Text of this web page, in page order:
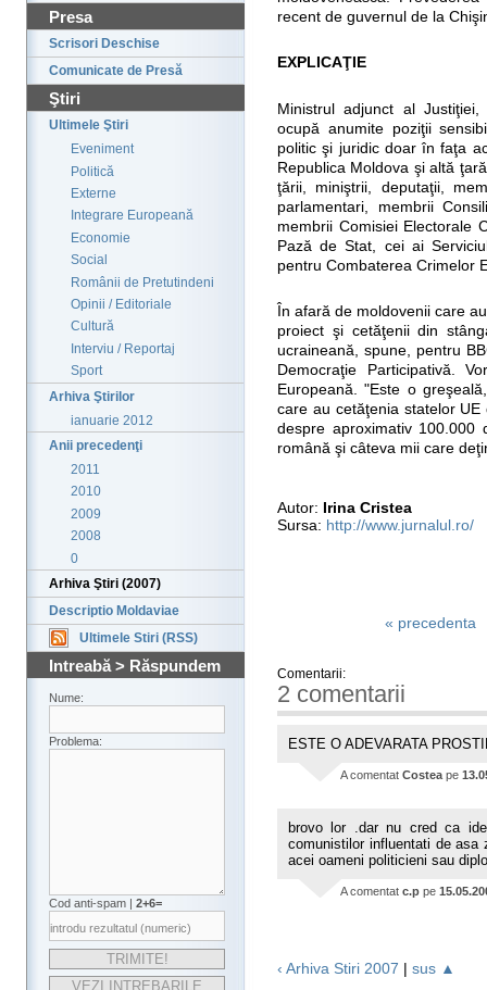
Presa
Scrisori Deschise
Comunicate de Presă
Ştiri
Ultimele Ştiri
Eveniment
Politică
Externe
Integrare Europeană
Economie
Social
Românii de Pretutindeni
Opinii / Editoriale
Cultură
Interviu / Reportaj
Sport
Arhiva Ştirilor
ianuarie 2012
Anii precedenţi
2011
2010
2009
2008
0
Arhiva Ştiri (2007)
Descriptio Moldaviae
Ultimele Stiri (RSS)
Intreabă > Răspundem
Nume:
Problema:
Cod anti-spam | 2+6=
recent de guvernul de la
EXPLICAŢIE
Ministrul adjunct al
ocupă anumite poziţii
politic şi juridic doar în faţa
Republica Moldova şi altă
ţării, miniştrii, deputaţii,
parlamentari, membrii
membrii Comisiei Electorale
Pază de Stat, cei ai
pentru Combaterea Crimelor
În afară de moldovenii care
proiect şi cetăţenii din
ucraineană, spune, pentru
Democraţie Participativă.
Europeană. "Este o
care au cetăţenia statelor
despre aproximativ 100.000
română şi câteva mii care
Autor: Irina Cristea
Sursa: http://www.jurnalul.ro/
« precedenta
Comentarii:
2 comentarii
ESTE O ADEVARATA
A comentat Costeape
brovo lor .dar nu cred ca
comunistilor influentati de
acei oameni politicieni sau
A comentat c.p pe
‹ Arhiva Stiri 2007 | sus ▲